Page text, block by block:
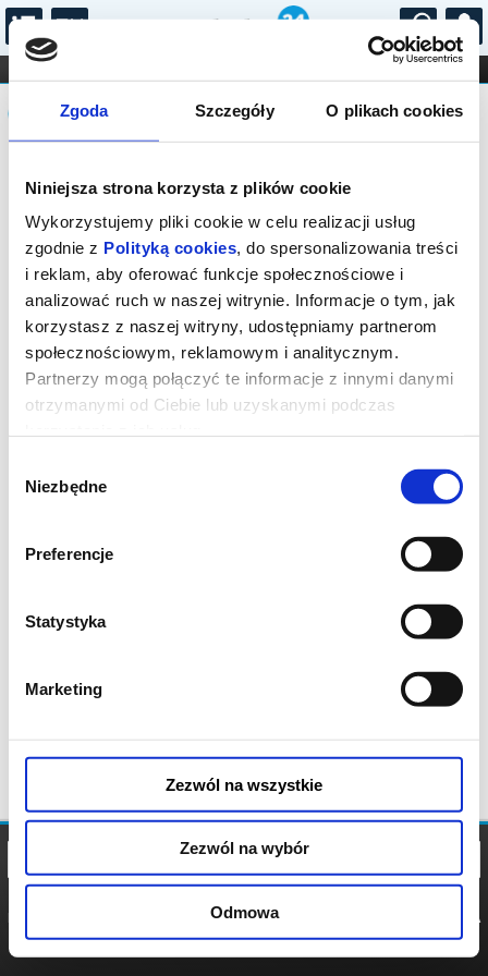
Zgoda Szczegóły O plikach cookies
Niniejsza strona korzysta z plików cookie
Wykorzystujemy pliki cookie w celu realizacji usług
zgodnie z Polityką cookies, do spersonalizowania treści
i reklam, aby oferować funkcje społecznościowe i
analizować ruch w naszej witrynie. Informacje o tym, jak
korzystasz z naszej witryny, udostępniamy partnerom
społecznościowym, reklamowym i analitycznym.
Partnerzy mogą połączyć te informacje z innymi danymi
otrzymanymi od Ciebie lub uzyskanymi podczas
zgody
Niezbędne
Preferencje
Statystyka
Marketing
Zezwól na wszystkie
Zezwól na wybór
Odmowa
...
FILHARMONIA OPERA I BALET
STAND-UP
DLA DZIECI
Komunikat
Sprzedaż on-line została zakończona,
sprawdź dostępność biletów w kasie.
POLITYKA
POLITYKA